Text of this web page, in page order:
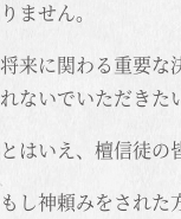
りません。
将来に関わる重要な
れないでいただきた
とはいえ、檀信徒の
もし神頼みをされた